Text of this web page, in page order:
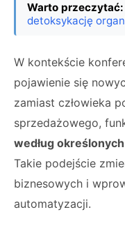
Warto przeczytać:
detoksykację
W kontekście
pojawienie się
zamiast człowieka
sprzedażowego,
według
Takie podejście
biznesowych i
automatyzacji.